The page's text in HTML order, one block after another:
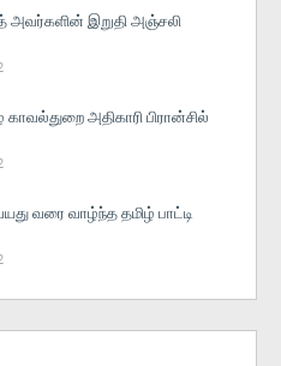
அவர்களின் இறுதி அஞ்சலி
அதிகாரி பிரான்சில்
வரை வாழ்ந்த தமிழ் பாட்டி